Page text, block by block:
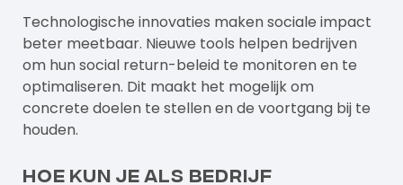
Technologische innovaties maken sociale impact
beter meetbaar. Nieuwe tools helpen bedrijven
om hun social return-beleid te monitoren en te
optimaliseren. Dit maakt het mogelijk om
concrete doelen te stellen en de voortgang bij te
houden.
Hoe kun je als bedrijf